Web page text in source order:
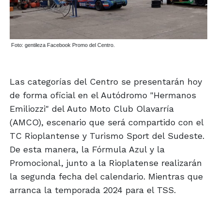
Foto: gentileza Facebook Promo del Centro.
Las categorías del Centro se presentarán hoy
de forma oficial en el Autódromo "Hermanos
Emiliozzi" del Auto Moto Club Olavarría
(AMCO), escenario que será compartido con el
TC Rioplantense y Turismo Sport del Sudeste.
De esta manera, la Fórmula Azul y la
Promocional, junto a la Rioplatense realizarán
la segunda fecha del calendario. Mientras que
arranca la temporada 2024 para el TSS.